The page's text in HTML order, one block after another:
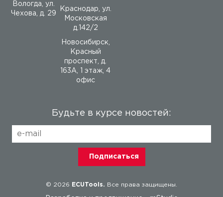
Вологда
ул.
Чехова, д. 29
Краснодар, ул.
Московская
д.142/2
Новосибирск,
Красный
проспект, д.
163А, 1 этаж, 4
офис
Будьте в курсе новостей:
© 2026 ECUTools. Все права защищены.